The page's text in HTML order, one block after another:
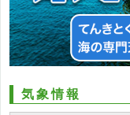
気象情報